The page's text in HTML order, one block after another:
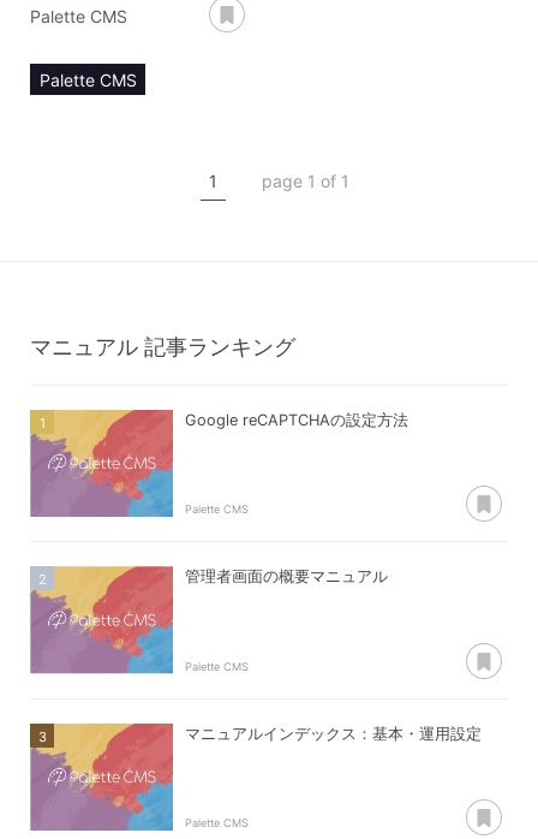
Palette CMS
Palette CMS
コンテンツタイプ【pay】
1 page 1 of 1
マニュアル 記事ランキング
Google reCAPTCHAの設定方法
Palette CMS
管理者画面の概要マニュアル
Palette CMS
マニュアルインデックス：基本・運用設定
Palette CMS